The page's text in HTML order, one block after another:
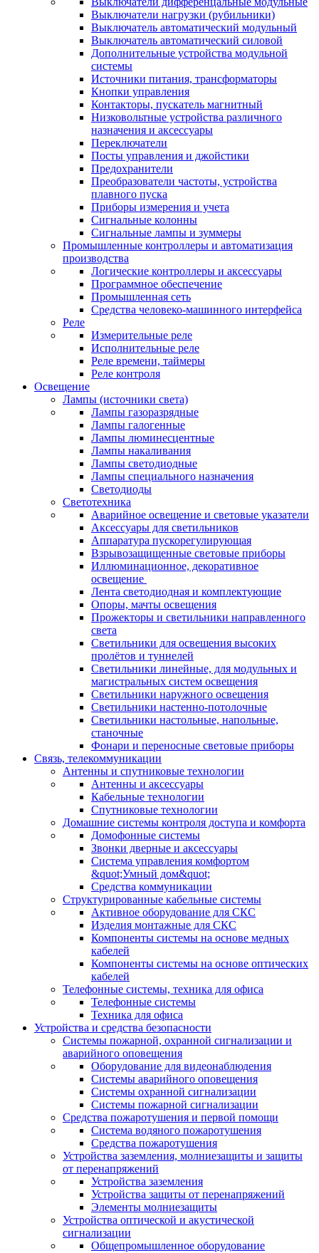
Выключатели нагрузки (рубильники)
Выключатель автоматический модульный
Выключатель автоматический силовой
Дополнительные устройства модульной
системы
Источники питания, трансформаторы
Кнопки управления
Контакторы, пускатель магнитный
Низковольтные устройства различного
назначения и аксессуары
Переключатели
Посты управления и джойстики
Предохранители
Преобразователи частоты, устройства
плавного пуска
Приборы измерения и учета
Сигнальные колонны
Сигнальные лампы и зуммеры
Промышленные контроллеры и автоматизация
производства
Логические контроллеры и аксессуары
Программное обеспечение
Промышленная сеть
Средства человеко-машинного интерфейса
Реле
Измерительные реле
Исполнительные реле
Реле времени, таймеры
Реле контроля
Освещение
Лампы (источники света)
Лампы газоразрядные
Лампы галогенные
Лампы люминесцентные
Лампы накаливания
Лампы светодиодные
Лампы специального назначения
Светодиоды
Светотехника
Аварийное освещение и световые указатели
Аксессуары для светильников
Аппаратура пускорегулирующая
Взрывозащищенные световые приборы
Иллюминационное, декоративное
освещение
Лента светодиодная и комплектующие
Опоры, мачты освещения
Прожекторы и светильники направленного
света
Светильники для освещения высоких
пролётов и туннелей
Светильники линейные, для модульных и
магистральных систем освещения
Светильники наружного освещения
Светильники настенно-потолочные
Светильники настольные, напольные,
станочные
Фонари и переносные световые приборы
Связь, телекоммуникации
Антенны и спутниковые технологии
Антенны и аксессуары
Кабельные технологии
Спутниковые технологии
Домашние системы контроля доступа и комфорта
Домофонные системы
Звонки дверные и аксессуары
Система управления комфортом
&quot;Умный дом&quot;
Средства коммуникации
Структурированные кабельные системы
Активное оборудование для СКС
Изделия монтажные для СКС
Компоненты системы на основе медных
кабелей
Компоненты системы на основе оптических
кабелей
Телефонные системы, техника для офиса
Телефонные системы
Техника для офиса
Устройства и средства безопасности
Системы пожарной, охранной сигнализации и
аварийного оповещения
Оборудование для видеонаблюдения
Системы аварийного оповещения
Системы охранной сигнализации
Системы пожарной сигнализации
Средства пожаротушения и первой помощи
Система водяного пожаротушения
Средства пожаротушения
Устройства заземления, молниезащиты и защиты
от перенапряжений
Устройства заземления
Устройства защиты от перенапряжений
Элементы молниезащиты
Устройства оптической и акустической
сигнализации
Общепромышленное оборудование